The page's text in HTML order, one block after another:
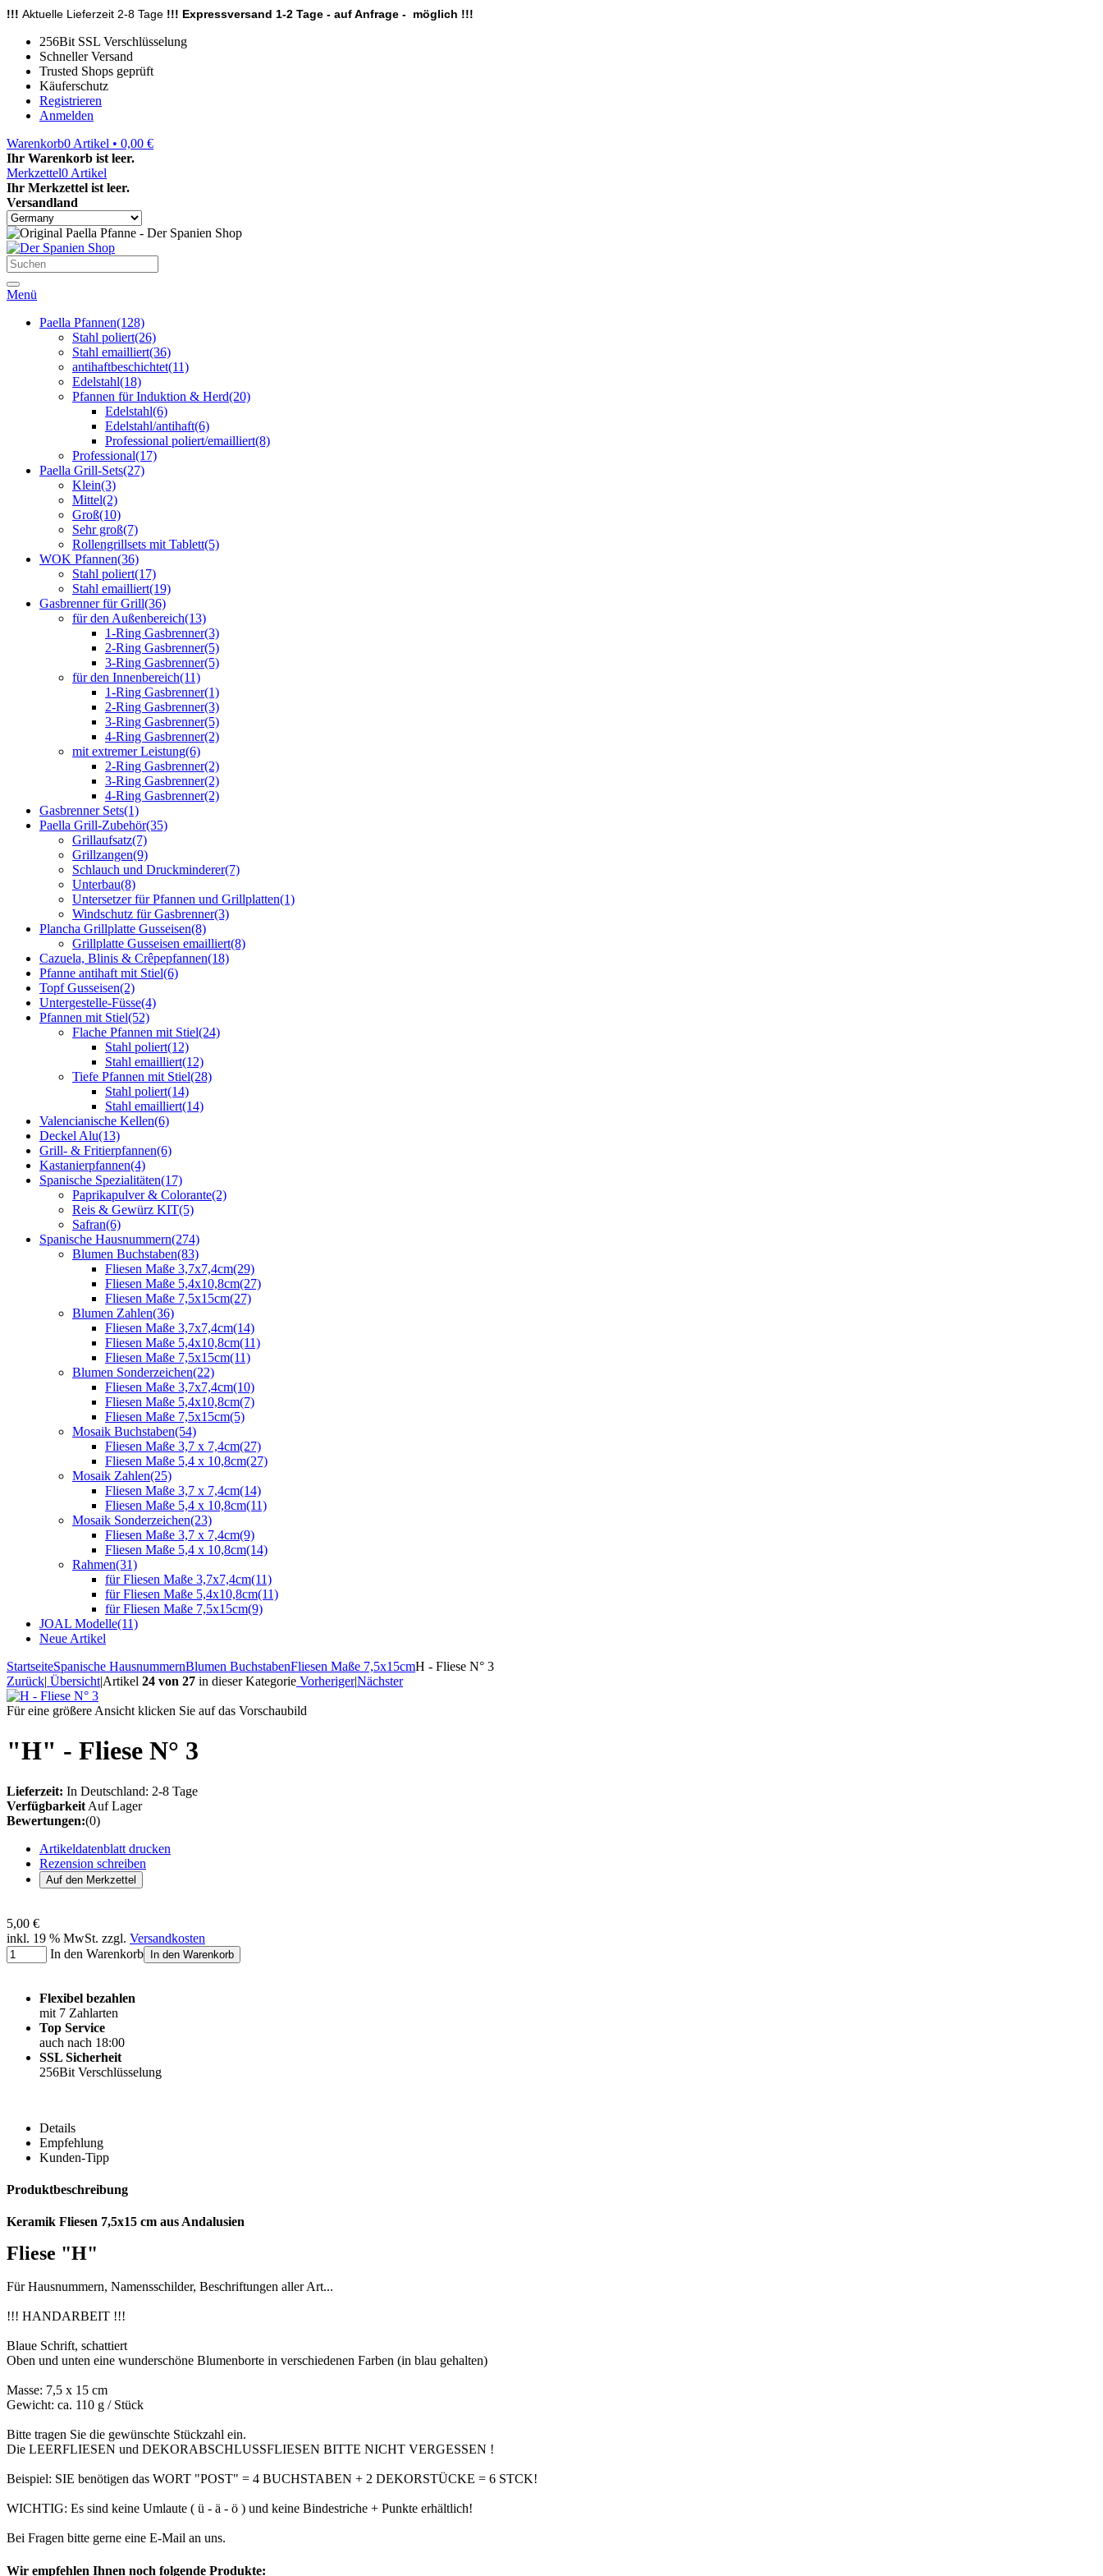
!!! Aktuelle Lieferzeit 2-8 Tage !!! Expressversand 1-2 Tage - auf Anfrage - möglich !!!
256Bit SSL Verschlüsselung
Schneller Versand
Trusted Shops geprüft
Käuferschutz
Registrieren
Anmelden
Warenkorb0 Artikel • 0,00 €
Ihr Warenkorb ist leer.
Merkzettel0 Artikel
Ihr Merkzettel ist leer.
Versandland
Menü
Paella Pfannen(128)
Stahl poliert(26)
Stahl emailliert(36)
antihaftbeschichtet(11)
Edelstahl(18)
Pfannen für Induktion & Herd(20)
Edelstahl(6)
Edelstahl/antihaft(6)
Professional poliert/emailliert(8)
Professional(17)
Paella Grill-Sets(27)
Klein(3)
Mittel(2)
Groß(10)
Sehr groß(7)
Rollengrillsets mit Tablett(5)
WOK Pfannen(36)
Stahl poliert(17)
Stahl emailliert(19)
Gasbrenner für Grill(36)
für den Außenbereich(13)
1-Ring Gasbrenner(3)
2-Ring Gasbrenner(5)
3-Ring Gasbrenner(5)
für den Innenbereich(11)
1-Ring Gasbrenner(1)
2-Ring Gasbrenner(3)
3-Ring Gasbrenner(5)
4-Ring Gasbrenner(2)
mit extremer Leistung(6)
2-Ring Gasbrenner(2)
3-Ring Gasbrenner(2)
4-Ring Gasbrenner(2)
Gasbrenner Sets(1)
Paella Grill-Zubehör(35)
Grillaufsatz(7)
Grillzangen(9)
Schlauch und Druckminderer(7)
Unterbau(8)
Untersetzer für Pfannen und Grillplatten(1)
Windschutz für Gasbrenner(3)
Plancha Grillplatte Gusseisen(8)
Grillplatte Gusseisen emailliert(8)
Cazuela, Blinis & Crêpepfannen(18)
Pfanne antihaft mit Stiel(6)
Topf Gusseisen(2)
Untergestelle-Füsse(4)
Pfannen mit Stiel(52)
Flache Pfannen mit Stiel(24)
Stahl poliert(12)
Stahl emailliert(12)
Tiefe Pfannen mit Stiel(28)
Stahl poliert(14)
Stahl emailliert(14)
Valencianische Kellen(6)
Deckel Alu(13)
Grill- & Fritierpfannen(6)
Kastanierpfannen(4)
Spanische Spezialitäten(17)
Paprikapulver & Colorante(2)
Reis & Gewürz KIT(5)
Safran(6)
Spanische Hausnummern(274)
Blumen Buchstaben(83)
Fliesen Maße 3,7x7,4cm(29)
Fliesen Maße 5,4x10,8cm(27)
Fliesen Maße 7,5x15cm(27)
Blumen Zahlen(36)
Fliesen Maße 3,7x7,4cm(14)
Fliesen Maße 5,4x10,8cm(11)
Fliesen Maße 7,5x15cm(11)
Blumen Sonderzeichen(22)
Fliesen Maße 3,7x7,4cm(10)
Fliesen Maße 5,4x10,8cm(7)
Fliesen Maße 7,5x15cm(5)
Mosaik Buchstaben(54)
Fliesen Maße 3,7 x 7,4cm(27)
Fliesen Maße 5,4 x 10,8cm(27)
Mosaik Zahlen(25)
Fliesen Maße 3,7 x 7,4cm(14)
Fliesen Maße 5,4 x 10,8cm(11)
Mosaik Sonderzeichen(23)
Fliesen Maße 3,7 x 7,4cm(9)
Fliesen Maße 5,4 x 10,8cm(14)
Rahmen(31)
für Fliesen Maße 3,7x7,4cm(11)
für Fliesen Maße 5,4x10,8cm(11)
für Fliesen Maße 7,5x15cm(9)
JOAL Modelle(11)
Neue Artikel
StartseiteSpanische HausnummernBlumen BuchstabenFliesen Maße 7,5x15cmH - Fliese N° 3
Zurück| Übersicht|Artikel 24 von 27 in dieser Kategorie Vorheriger|Nächster
Für eine größere Ansicht klicken Sie auf das Vorschaubild
"H" - Fliese N° 3
Lieferzeit: In Deutschland: 2-8 Tage
Verfügbarkeit Auf Lager
Bewertungen:(0)
Artikeldatenblatt drucken
Rezension schreiben
5,00 €
inkl. 19 % MwSt. zzgl. Versandkosten
In den Warenkorb
In den Warenkorb
Flexibel bezahlen
mit 7 Zahlarten
Top Service
auch nach 18:00
SSL Sicherheit
256Bit Verschlüsselung
Details
Empfehlung
Kunden-Tipp
Produktbeschreibung
Keramik Fliesen 7,5x15 cm aus Andalusien
Fliese "H"
Für Hausnummern, Namensschilder, Beschriftungen aller Art...
!!! HANDARBEIT !!!
Blaue Schrift, schattiert
Oben und unten eine wunderschöne Blumenborte in verschiedenen Farben (in blau gehalten)
Masse: 7,5 x 15 cm
Gewicht: ca. 110 g / Stück
Bitte tragen Sie die gewünschte Stückzahl ein.
Die LEERFLIESEN und DEKORABSCHLUSSFLIESEN BITTE NICHT VERGESSEN !
Beispiel: SIE benötigen das WORT "POST" = 4 BUCHSTABEN + 2 DEKORSTÜCKE = 6 STCK!
WICHTIG: Es sind keine Umlaute ( ü - ä - ö ) und keine Bindestriche + Punkte erhältlich!
Bei Fragen bitte gerne eine E-Mail an uns.
Wir empfehlen Ihnen noch folgende Produkte: